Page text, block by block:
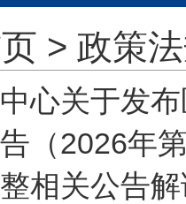
> 政策
心关于发
（2026年
相关公告